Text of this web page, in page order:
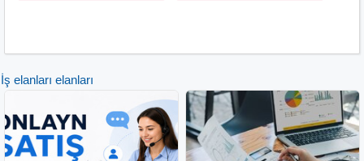
İş elanları elanları